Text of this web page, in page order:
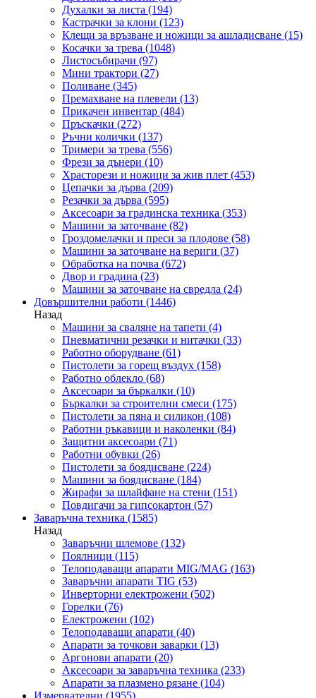
Духалки за листа (194)
Кастрачки за клони (123)
Клещи за връзване и ножици за ашладисване (15)
Косачки за трева (1048)
Листосъбирачи (97)
Мини трактори (27)
Поливане (345)
Премахване на плевели (13)
Прикачен инвентар (484)
Пръскачки (272)
Ръчни колички (137)
Тримери за трева (556)
Фрези за дънери (10)
Храсторези и ножици за жив плет (453)
Цепачки за дърва (209)
Резачки за дърва (595)
Аксесоари за градинска техника (353)
Машини за заточване (82)
Гроздомелачки и преси за плодове (58)
Машини за заточване на вериги (37)
Обработка на почва (672)
Двор и градина (23)
Машини за заточване на свредла (24)
Довършителни работи (1446)
Назад
Машини за сваляне на тапети (4)
Пневматични резачки и нитачки (33)
Работно оборудване (61)
Пистолети за горещ въздух (158)
Работно облекло (68)
Аксесоари за бъркалки (10)
Бъркалки за строителни смеси (175)
Пистолети за пяна и силикон (108)
Работни ръкавици и наколенки (84)
Защитни аксесоари (71)
Работни обувки (26)
Пистолети за боядисване (224)
Машини за боядисване (184)
Жирафи за шлайфане на стени (151)
Повдигачи за гипсокартон (57)
Заваръчна техника (1585)
Назад
Заваръчни шлемове (132)
Поялници (115)
Телоподаващи апарати MIG/MAG (163)
Заваръчни апарати TIG (53)
Инверторни електрожени (502)
Горелки (76)
Електрожени (102)
Телоподаващи апарати (40)
Апарати за точкови заварки (13)
Аргонови апарати (20)
Аксесоари за заваръчна техника (233)
Апарати за плазмено рязане (104)
Измервателни (1955)